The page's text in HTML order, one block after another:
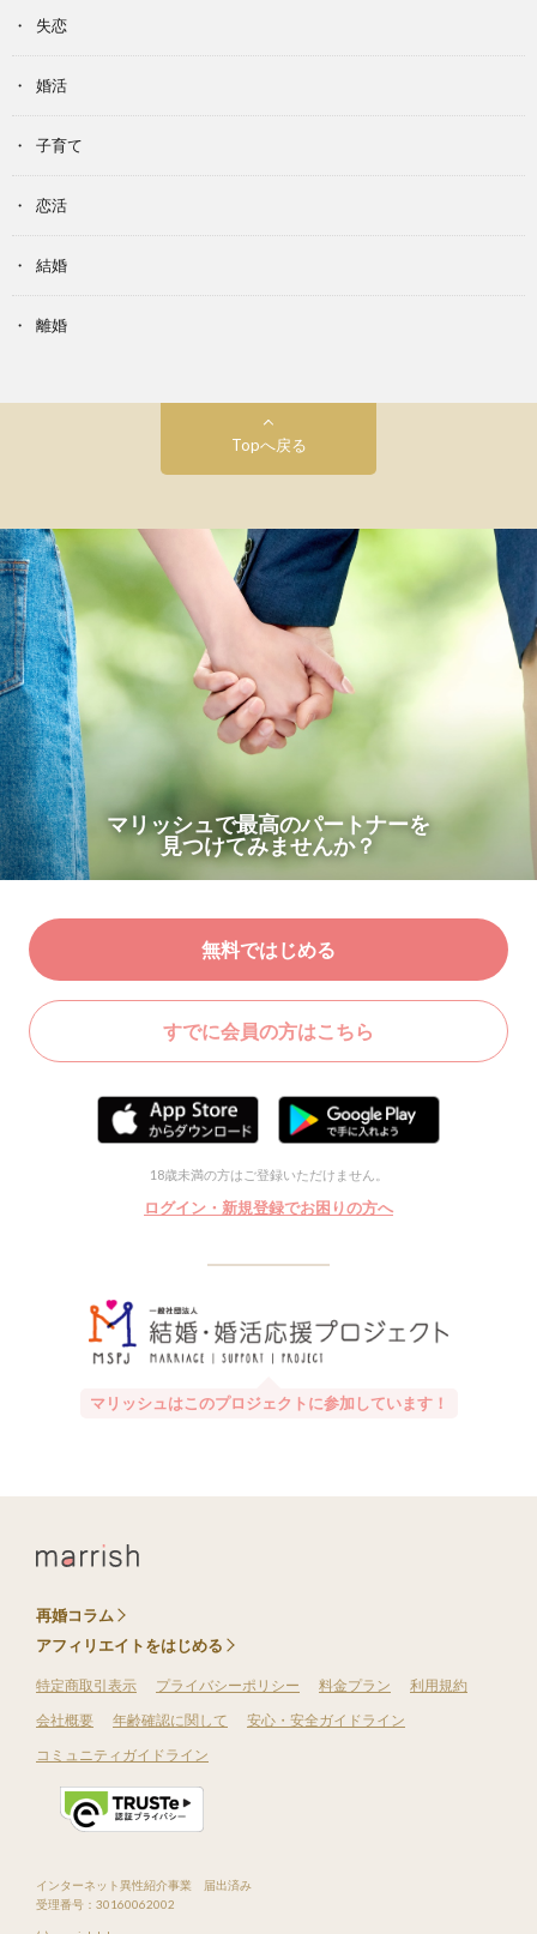
失恋
婚活
子育て
恋活
結婚
離婚
Topへ戻る
マリッシュで最高のパートナーを
見つけてみませんか？
無料ではじめる
すでに会員の方はこちら
18歳未満の方はご登録いただけません。
ログイン・新規登録でお困りの方へ
マリッシュはこのプロジェクトに参加しています！
再婚コラム
アフィリエイトをはじめる
特定商取引表示 プライバシーポリシー 料金プラン
利用規約
会社概要
年齢確認に関して
安心・安全ガイドライン
コミュニティガイドライン
インターネット異性紹介事業 届出済み
受理番号：30160062002